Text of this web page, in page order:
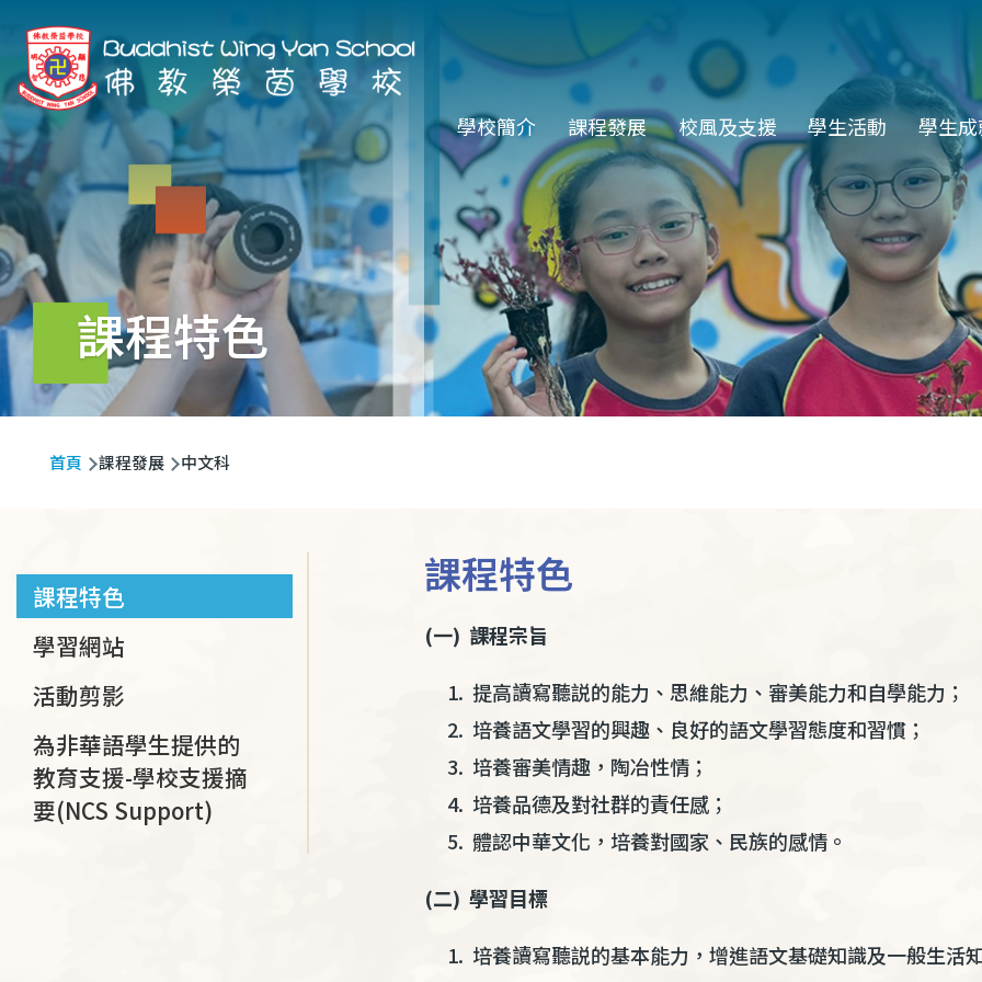
移至主內容
Main
navigation
學校簡介 課程發展 校風及支援 學生活動 學生
課程特色
航
結
首頁 課程發展 中文科
課程特色
(一) 課程宗旨
提高讀寫聽説的能力、思維能力、審美能力和自學能力；
培養語文學習的興趣、良好的語文學習態度和習慣；
培養審美情趣，陶冶性情；
培養品德及對社群的責任感；
體認中華文化，培養對國家、民族的感情。
(二) 學習目標
培養讀寫聽説的基本能力，增進語文基礎知識及一般生活
課程特色
學習網站
活動剪影
為非華語學生提供的
教育支援-學校支援摘
要(NCS Support)